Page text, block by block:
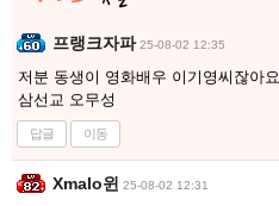
프랭크자파 25-08-02 12:35
저분 동생이 영화배우 이기영씨잖아요
삼선교 오무성
답글 이동
Xmalo윈 25-08-02 12:31